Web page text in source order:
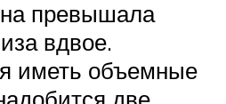
превышала
вдвое.
иметь объемные